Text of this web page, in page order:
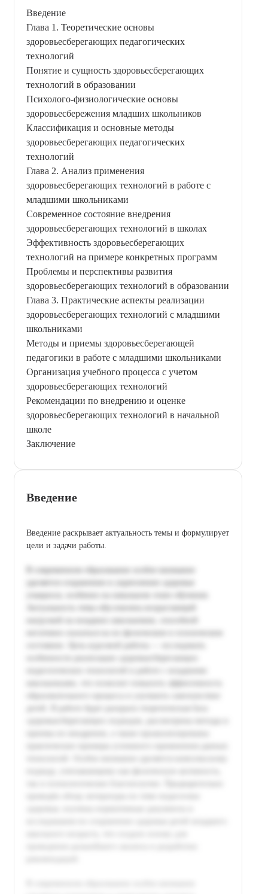
Введение
Глава 1. Теоретические основы
здоровьесберегающих педагогических
технологий
Понятие и сущность здоровьесберегающих
технологий в образовании
Психолого-физиологические основы
здоровьесбережения младших школьников
Классификация и основные методы
здоровьесберегающих педагогических
технологий
Глава 2. Анализ применения
здоровьесберегающих технологий в работе с
младшими школьниками
Современное состояние внедрения
здоровьесберегающих технологий в школах
Эффективность здоровьесберегающих
технологий на примере конкретных программ
Проблемы и перспективы развития
здоровьесберегающих технологий в образовании
Глава 3. Практические аспекты реализации
здоровьесберегающих технологий с младшими
школьниками
Методы и приемы здоровьесберегающей
педагогики в работе с младшими школьниками
Организация учебного процесса с учетом
здоровьесберегающих технологий
Рекомендации по внедрению и оценке
здоровьесберегающих технологий в начальной
школе
Заключение
Введение
Введение раскрывает актуальность темы и формулирует
цели и задачи работы.